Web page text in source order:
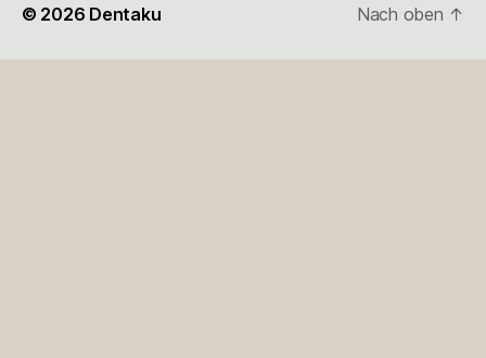
© 2026 Dentaku Nach oben ↑